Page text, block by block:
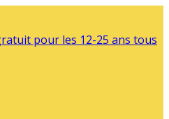
pour les 12-25 ans tous